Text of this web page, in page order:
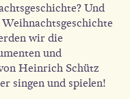
Und
wir die
und
Heinrich Schütz
singen und spielen!